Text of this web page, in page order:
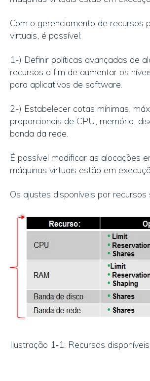
Com o gerenciamento de recursos
virtuais, é possível:
1-) Definir políticas avançadas de
recursos a fim de aumentar os
para aplicativos de software.
2-) Estabelecer cotas mínimas,
proporcionais de CPU, memória,
banda da rede.
É possível modificar as alocações
máquinas virtuais estão em
Os ajustes disponíveis por recursos
Ilustração 1‑1: Recursos disponíveis